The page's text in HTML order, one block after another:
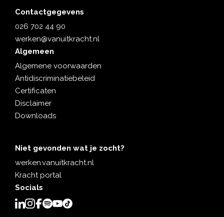
Contactgegevens
026 702 44 90
werken@vanuitkracht.nl
Algemeen
Algemene voorwaarden
Antidiscriminatiebeleid
Certificaten
Disclaimer
Downloads
Niet gevonden wat je zocht?
werken.vanuitkracht.nl
Kracht portal
Socials